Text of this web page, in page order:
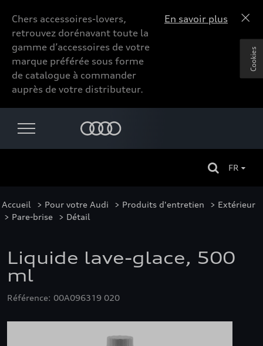
Chers accessoires-lovers,
retrouvez dorénavant toute la
gamme d’accessoires de votre
marque préférée sous forme
de catalogue à commander
auprès de votre distributeur.
En savoir plus
FR
Accueil > Pour votre Audi > Produits d'entretien > Extérieur
> Pare-brise > Détail
Liquide lave-glace, 500
ml
Référence: 00A096319 020
Cookies